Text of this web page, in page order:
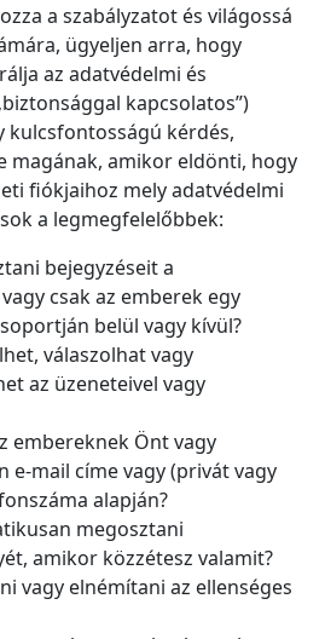
a szabályzatot és világossá
ügyeljen arra, hogy
az adatvédelmi és
kapcsolatos”)
kulcsfontosságú kérdés,
magának, amikor eldönti, hogy
fiókjaihoz mely adatvédelmi
a legmegfelelőbbek:
bejegyzéseit a
csak az emberek egy
belül vagy kívül?
válaszolhat vagy
az üzeneteivel vagy
embereknek Önt vagy
e-mail címe vagy (privát vagy
alapján?
megosztani
amikor közzétesz valamit?
vagy elnémítani az ellenséges